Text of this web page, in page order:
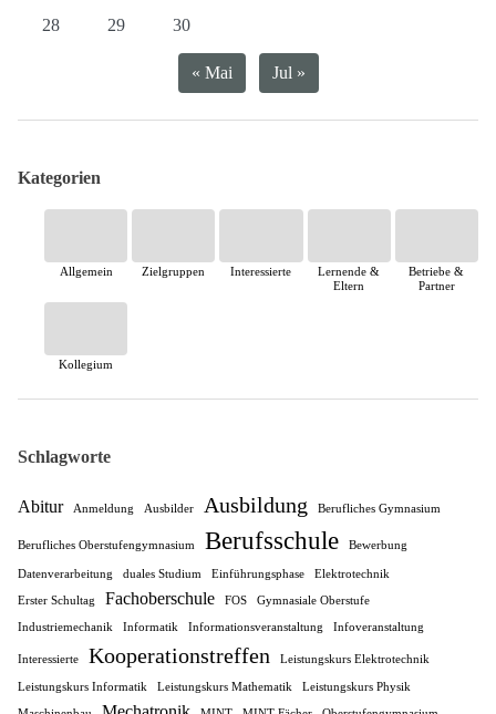
28
29 30
« Mai Jul »
Kategorien
Allgemein Zielgruppen Interessierte
Lernende &
Eltern
Betriebe &
Partner
Kollegium
Schlagworte
Abitur Anmeldung Ausbilder Ausbildung Berufliches Gymnasium
Berufliches Oberstufengymnasium Berufsschule Bewerbung
Datenverarbeitung duales Studium Einführungsphase Elektrotechnik
Erster Schultag Fachoberschule FOS Gymnasiale Oberstufe
Industriemechanik Informatik Informationsveranstaltung Infoveranstaltung
Interessierte Kooperationstreffen Leistungskurs Elektrotechnik
Leistungskurs Informatik Leistungskurs Mathematik Leistungskurs Physik